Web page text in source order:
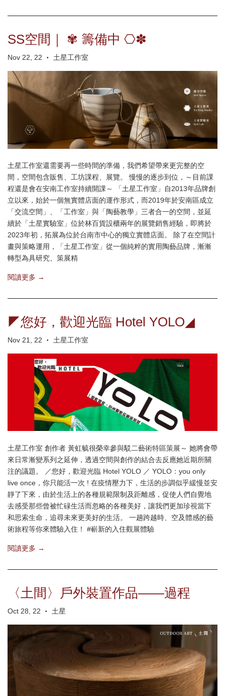
SS空間｜ ✾ 籌備中 ⎔✽
Nov 22, 22 • 土星工作室
土星工作室還需要再一些時間的準備，我們希望帶來更完整的空
間，空間包含販售、工坊課程、展覽。 慢慢的逐步到位，～目前課
程還是會在安南工作室持續開課～ 「土星工作室」自2013年品牌創
立以來，始於一個無實體店面的運作形式，而2019年於安南區成立
「交流空間」、「工作室」與「陶藝教學」三者合一的空間，並延
續於「土星實驗室」位於林百貨設櫃兩年的展覽銷售經驗，即將於
2023年初，拓展為位於台南市中心的獨立實體店面。 除了在空間計
畫與策略運用，「土星工作室」從一個純粹的實用陶藝品牌，漸漸
轉型為具研究、策展精
閱讀更多 →
◤您好，歡迎光臨 Hotel YOLO◢
Nov 21, 22 • 土星工作室
土星工作室 創作者 黃虹毓很榮幸參與駁二藝術特區策展～ 她將會帶
來日常漸變系列之延伸，透過空間與創作的結合去反應她近期所關
注的議題。 ／您好，歡迎光臨 Hotel YOLO ／ YOLO：you only
live once，你只能活一次 ! 在疫情壓力下，生活的步調似乎緩慢並安
靜了下來，由於生活上的各種規範限制及距離感，促使人們自覺地
去感受那些曾被忙碌生活而忽略的各種美好，讓我們更加珍視當下
和思索生命，追尋未來更美好的生活。 一趟跨越時、空及體感的藝
術旅程等你來體驗入住！ #嶄新的入住觀展體驗
閱讀更多 →
〈土間〉戶外裝置作品——過程
Oct 28, 22 • 土星